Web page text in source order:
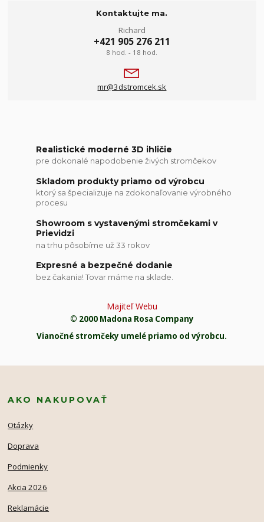
Kontaktujte ma.
Richard
+421 905 276 211
8 hod. - 18 hod.
mr@3dstromcek.sk
Realistické moderné 3D ihličie
pre dokonalé napodobenie živých stromčekov
Skladom produkty priamo od výrobcu
ktorý sa špecializuje na zdokonaľovanie výrobného
procesu
Showroom s vystavenými stromčekami v
Prievidzi
na trhu pôsobíme už 33 rokov
Expresné a bezpečné dodanie
bez čakania! Tovar máme na sklade.
Majiteľ Webu
© 2000 Madona Rosa Company
Vianočné stromčeky umelé priamo od výrobcu.
AKO NAKUPOVAŤ
Otázky
Doprava
Podmienky
Akcia 2026
Reklamácie